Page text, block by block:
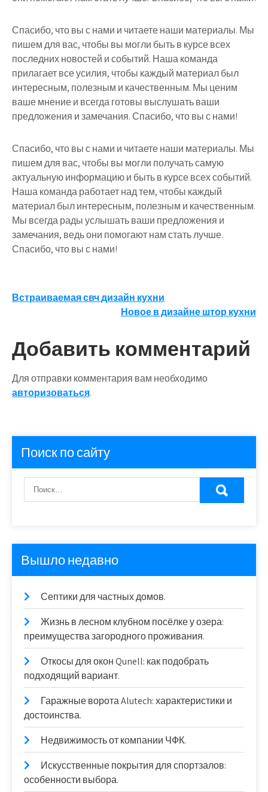
Спасибо, что вы с нами и читаете наши материалы. Мы
пишем для вас, чтобы вы могли быть в курсе всех
последних новостей и событий. Наша команда
прилагает все усилия, чтобы каждый материал был
интересным, полезным и качественным. Мы ценим
ваше мнение и всегда готовы выслушать ваши
предложения и замечания. Спасибо, что вы с нами!
Спасибо, что вы с нами и читаете наши материалы. Мы
пишем для вас, чтобы вы могли получать самую
актуальную информацию и быть в курсе всех событий.
Наша команда работает над тем, чтобы каждый
материал был интересным, полезным и качественным.
Мы всегда рады услышать ваши предложения и
замечания, ведь они помогают нам стать лучше.
Спасибо, что вы с нами!
Навигация
записям
Встраиваемая свч дизайн кухни
Новое в дизайне штор кухни
Добавить комментарий
Для отправки комментария вам необходимо
авторизоваться.
Поиск по сайту
Вышло недавно
Септики для частных домов.
Жизнь в лесном клубном посёлке у озера:
преимущества загородного проживания.
Откосы для окон Qunell: как подобрать
подходящий вариант.
Гаражные ворота Alutech: характеристики и
достоинства.
Недвижимость от компании ЧФК.
Искусственные покрытия для спортзалов:
особенности выбора.